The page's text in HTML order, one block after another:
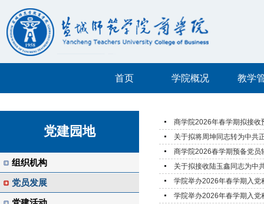
首页 学院概况 教学
党建园地
组织机构
党员发展
商学院2026年春学期拟接收
关于拟将周坤同志转为中共
商学院2026春学期预备党员
关于拟接收陆玉鑫同志为中
学院举办2026年春学期入党
学院举办2026年春学期入党